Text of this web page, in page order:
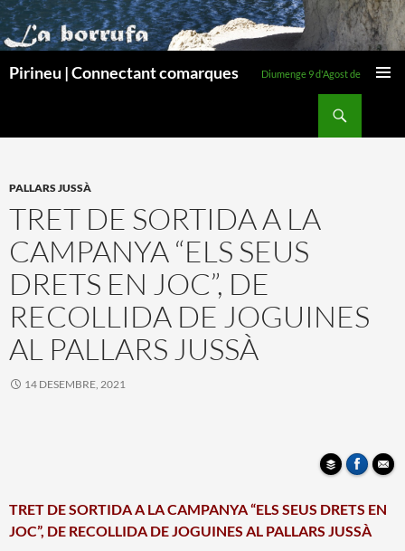
Pirineu | Connectant comarques Diumenge 9 d'Agost de 2026
PALLARS JUSSÀ
TRET DE SORTIDA A LA
CAMPANYA “ELS SEUS
DRETS EN JOC”, DE
RECOLLIDA DE JOGUINES
AL PALLARS JUSSÀ
14 DESEMBRE, 2021
TRET DE SORTIDA A LA CAMPANYA “ELS SEUS DRETS EN
JOC”, DE RECOLLIDA DE JOGUINES AL PALLARS JUSSÀ